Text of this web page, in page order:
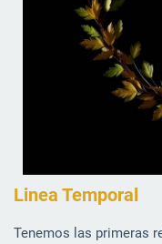
Linea Temporal
Tenemos las primeras